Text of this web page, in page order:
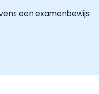
een examenbewijs